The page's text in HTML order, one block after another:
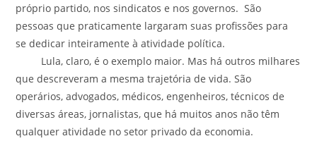
próprio partido, nos sindicatos e nos governos. São
pessoas que praticamente largaram suas profissões para
se dedicar inteiramente à atividade política.
Lula, claro, é o exemplo maior. Mas há outros milhares
que descreveram a mesma trajetória de vida. São
operários, advogados, médicos, engenheiros, técnicos de
diversas áreas, jornalistas, que há muitos anos não têm
qualquer atividade no setor privado da economia.